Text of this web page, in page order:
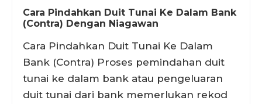
Cara Pindahkan Duit Tunai Ke Dalam Bank
(Contra) Dengan Niagawan
Cara Pindahkan Duit Tunai Ke Dalam
Bank (Contra) Proses pemindahan duit
tunai ke dalam bank atau pengeluaran
duit tunai dari bank memerlukan rekod